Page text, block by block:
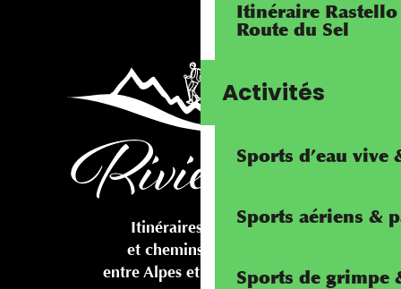
Itinéraire
Route du Sel
Activités
Sports d’eau vive
Sports aériens &
Sports de grimpe
Itinéraires cyclables
et chemins pédestres
entre Alpes et Méditerranée